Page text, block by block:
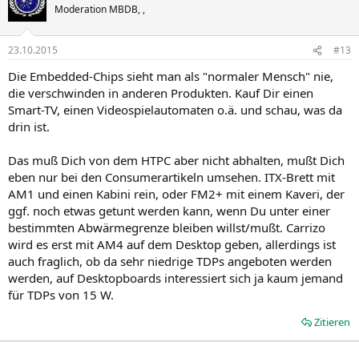
Moderation MBDB, ,
23.10.2015 #13
Die Embedded-Chips sieht man als "normaler Mensch" nie,
die verschwinden in anderen Produkten. Kauf Dir einen
Smart-TV, einen Videospielautomaten o.ä. und schau, was da
drin ist.
Das muß Dich von dem HTPC aber nicht abhalten, mußt Dich
eben nur bei den Consumerartikeln umsehen. ITX-Brett mit
AM1 und einen Kabini rein, oder FM2+ mit einem Kaveri, der
ggf. noch etwas getunt werden kann, wenn Du unter einer
bestimmten Abwärmegrenze bleiben willst/mußt. Carrizo
wird es erst mit AM4 auf dem Desktop geben, allerdings ist
auch fraglich, ob da sehr niedrige TDPs angeboten werden
werden, auf Desktopboards interessiert sich ja kaum jemand
für TDPs von 15 W.
Zitieren